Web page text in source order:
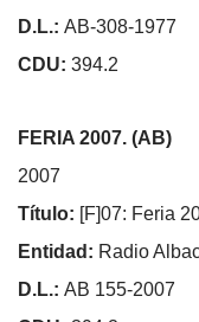
D.L.: AB-308-1977
CDU: 394.2
FERIA 2007. (AB)
2007
Título: [F]07: Feria
Entidad: Radio
D.L.: AB 155-2007